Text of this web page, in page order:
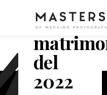
di
del
2022